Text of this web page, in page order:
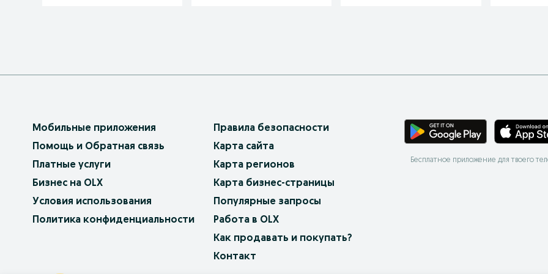
Мобильные приложения
Помощь и Обратная связь
Платные услуги
Бизнес на OLX
Условия использования
Политика конфиденциальности
Правила безопасности
Карта сайта
Карта регионов
Карта бизнес-страницы
Популярные запросы
Работа в OLX
Как продавать и покупать?
Контакт
Бесплатное приложение для твоего